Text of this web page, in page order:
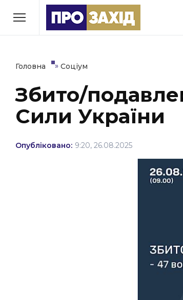
РУБРИКИ
Економіка
Політика Соціум
Втрачений Ужгород
ЗАКАРПАТСЬКІ НОВИНИ
НОВИНИ ЗАХІДНОЇ
Головна » Соціум
Збито/
Сили України
Опубліковано: 9:20, 26.08.2025